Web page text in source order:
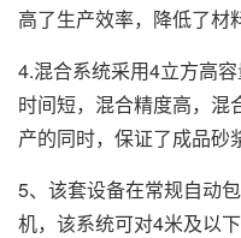
高了生产效率，降低了材
4.混合系统采用4立方高
时间短，混合精度高，混
产的同时，保证了成品砂
5、该套设备在常规自动
机，该系统可对4米及以